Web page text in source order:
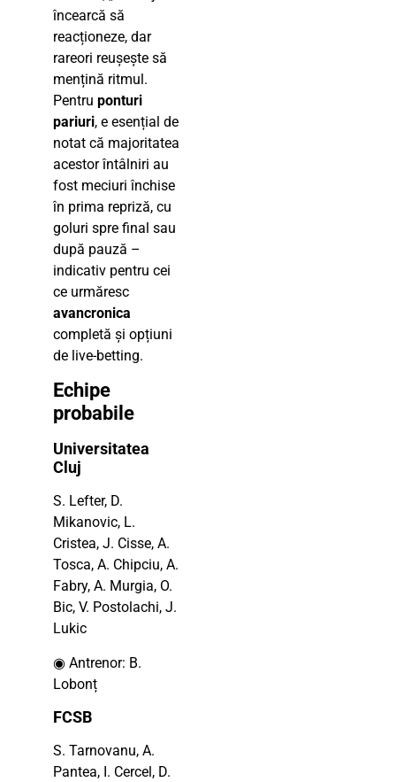
încearcă să
reacționeze, dar
rareori reușește să
mențină ritmul.
Pentru ponturi
pariuri, e esențial de
notat că majoritatea
acestor întâlniri au
fost meciuri închise
în prima repriză, cu
goluri spre final sau
după pauză –
indicativ pentru cei
ce urmăresc
avancronica
completă și opțiuni
de live-betting.
Echipe
probabile
Universitatea
Cluj
S. Lefter, D.
Mikanovic, L.
Cristea, J. Cisse, A.
Tosca, A. Chipciu, A.
Fabry, A. Murgia, O.
Bic, V. Postolachi, J.
Lukic
◉ Antrenor: B.
Lobonț
FCSB
S. Tarnovanu, A.
Pantea, I. Cercel, D.